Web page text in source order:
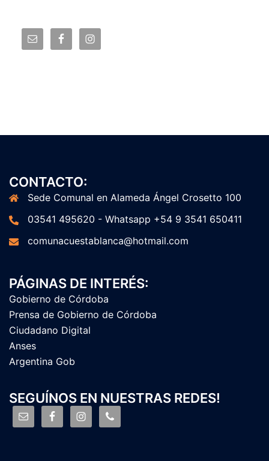
CONTACTO:
Sede Comunal en Alameda Ángel Crosetto 100
03541 495620 - Whatsapp +54 9 3541 650411
comunacuestablanca@hotmail.com
PÁGINAS DE INTERÉS:
Gobierno de Córdoba
Prensa de Gobierno de Córdoba
Ciudadano Digital
Anses
Argentina Gob
SEGUÍNOS EN NUESTRAS REDES!